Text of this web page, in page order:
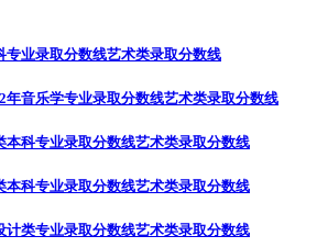
专业录取分数线艺术类录取分数线
年音乐学专业录取分数线艺术类录取分数线
本科专业录取分数线艺术类录取分数线
本科专业录取分数线艺术类录取分数线
计类专业录取分数线艺术类录取分数线